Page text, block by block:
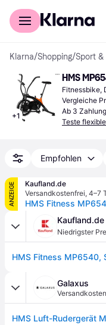
Für Shopper
Klarna/Shopping/Sport
+1
HMS
Fitnessbike,
Vergleiche
Ab 3
Teste
Empfohlen
ANZEIGE
Kaufland.de
Versandkostenfrei, 4–7
Kaufland.de
Niedrigster
Galaxus
HMS Luft-Rudergerät